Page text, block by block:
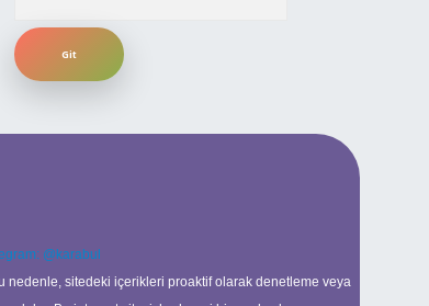
@karabul
nedenle, sitedeki içerikleri proaktif olarak denetleme veya